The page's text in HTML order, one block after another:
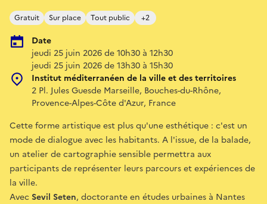
Gratuit Sur place Tout public +2
Date
jeudi 25 juin 2026 de 10h30 à 12h30
jeudi 25 juin 2026 de 13h30 à 15h30
Institut méditerranéen de la ville et des territoires
2 Pl. Jules Guesde Marseille, Bouches-du-Rhône,
Provence-Alpes-Côte d'Azur, France
Cette forme artistique est plus qu'une esthétique : c'est un
mode de dialogue avec les habitants. A l'issue, de la balade,
un atelier de cartographie sensible permettra aux
participants de représenter leurs parcours et expériences de
la ville.
AvecSevil Seten, doctorante en études urbaines à Nantes